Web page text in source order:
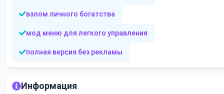
взлом личного богатства
мод меню для легкого управления
полная версия без рекламы
Информация